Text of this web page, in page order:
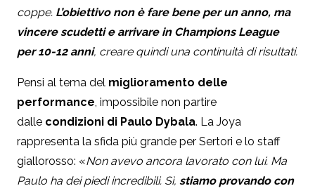
coppe. L’obiettivo non è fare bene per un anno, ma
vincere scudetti e arrivare in Champions League
per 10-12 anni, creare quindi una continuità di risultati.
Pensi al tema del miglioramento delle
performance, impossibile non partire
dalle condizioni di Paulo Dybala. La Joya
rappresenta la sfida più grande per Sertori e lo staff
giallorosso: «Non avevo ancora lavorato con lui. Ma
Paulo ha dei piedi incredibili. Sì, stiamo provando con